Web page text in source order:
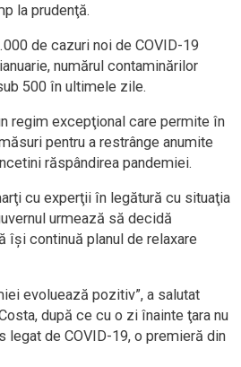
la prudenţă.
de cazuri noi de COVID-19
numărul contaminărilor
500 în ultimele zile.
regim excepţional care permite în
pentru a restrânge anumite
răspândirea pandemiei.
cu experţii în legătură cu situaţia
urmează să decidă
îşi continuă planul de relaxare
evoluează pozitiv”, a salutat
după ce cu o zi înainte ţara nu
legat de COVID-19, o premieră din